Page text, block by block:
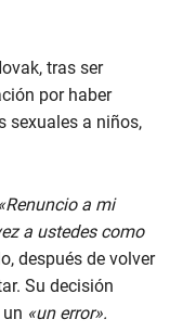
tras ser
por haber
sexuales a niños,
«Renuncio a mi
a ustedes como
después de volver
Su decisión
«un error».